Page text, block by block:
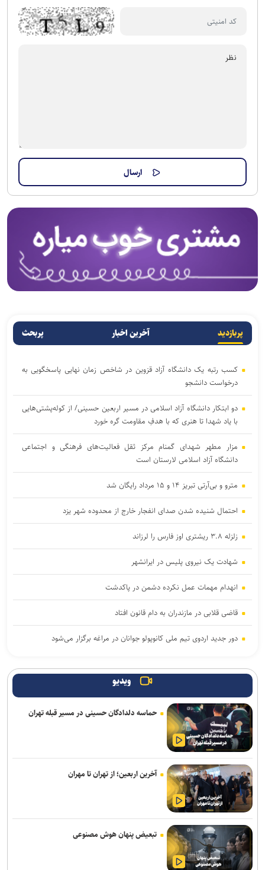
پربازدید آخرین اخبار پربحث
کسب رتبه یک دانشگاه آزاد قزوین در شاخص زمان نهایی پاسخگویی به
درخواست دانشجو
دو ابتکار دانشگاه آزاد اسلامی در مسیر اربعین حسینی/ از کوله‌پشتی‌هایی
با یاد شهدا تا هنری که با هدفِ مقاومت گره خورد
مزار مطهر شهدای گمنام مرکز ثقل فعالیت‌های فرهنگی و اجتماعی
دانشگاه آزاد اسلامی لارستان است
مترو و بی‌آرتی تبریز ۱۴ و ۱۵ مرداد رایگان شد
احتمال شنیده شدن صدای انفجار خارج از محدوده شهر یزد
زلزله ۳.۸ ریشتری اوز فارس را لرزاند
شهادت یک نیروی پلیس در ایرانشهر
انهدام مهمات عمل نکرده دشمن در پاکدشت
قاضی قلابی در مازندران به دام قانون افتاد
دور جدید اردوی تیم ملی کانوپولو جوانان در مراغه برگزار می‌شود
مرکزی و خوزستان
دبیر ستاد مرکزی اربعین: مرز خسروی از بهترین مرزهای کشور با
زیرساخت‌های مناسب است
ویدیو
حماسه دلدادگان حسینی در مسیر قبله تهران
آخرین اربعین؛ از تهران تا مهران
تبعیض پنهان هوش مصنوعی